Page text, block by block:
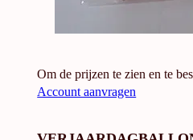
Om de prijzen te zien en te
Account aanvragen